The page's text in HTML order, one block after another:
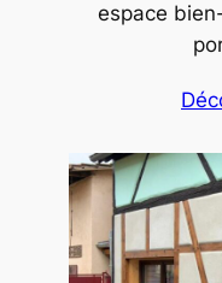
espace